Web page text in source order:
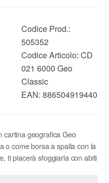
Codice Prod.:
505352
Codice Articolo: CD
021 6000 Geo
Classic
EAN: 886504919440
cartina geografica Geo
o come borsa a spalla con la
ti piacerà sfoggiarla con abiti